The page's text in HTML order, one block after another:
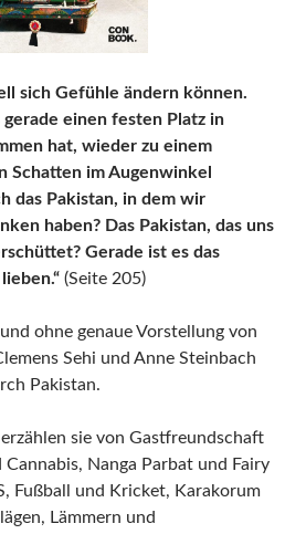
sich Gefühle ändern können.
einen festen Platz in
hat, wieder zu einem
Schatten im Augenwinkel
das Pakistan, in dem wir
haben? Das Pakistan, das uns
Gerade ist es das
(Seite 205)
ohne genaue Vorstellung von
Sehi und Anne Steinbach
Pakistan.
erzählen sie von Gastfreundschaft
Nanga Parbat und Fairy
Fußball und Kricket, Karakorum
Lämmern und